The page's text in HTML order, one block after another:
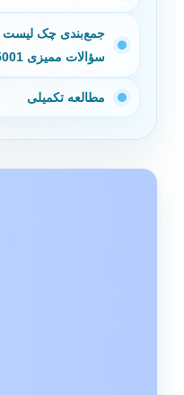
سؤالات ممیزی ISO 45001
مطالعه تکمیلی